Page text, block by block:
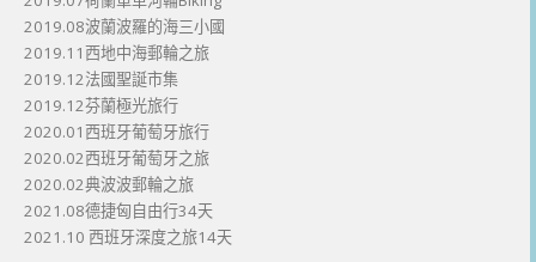
2019.08波蘭波羅的海三小國
2019.11西地中海郵輪之旅
2019.12法國聖誕市集
2019.12芬蘭極光旅行
2020.01西班牙葡萄牙旅行
2020.02西班牙葡萄牙之旅
2020.02典波波郵輪之旅
2021.08德捷匈自由行34天
2021.10 西班牙深度之旅14天